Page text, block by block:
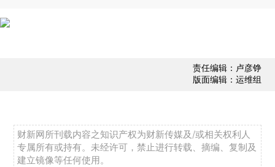
责任编辑：卢彦铮
版面编辑：运维组
财新网所刊载内容之知识产权为财新传媒及/或相关权利人
专属所有或持有。未经许可，禁止进行转载、摘编、复制及
建立镜像等任何使用。